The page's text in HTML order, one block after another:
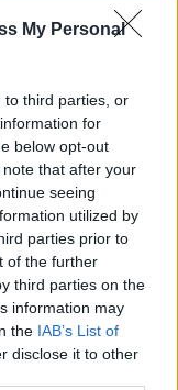
My Personal
to third parties, or
for
below opt-out
that after your
seeing
utilized by
parties prior to
of the further
third parties on the
information may
the IAB’s List of
disclose it to other
II (19. kolejki - Krosno
o przebiegu
kibiców i pasjonatów
danych z pewnością
oficjalny wynik
tutaj:Krosno > Klasa B,
składy wyjściowe,